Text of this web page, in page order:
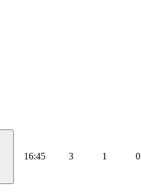
16:45 3 1 0